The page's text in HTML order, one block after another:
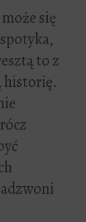
się
to z
historię.